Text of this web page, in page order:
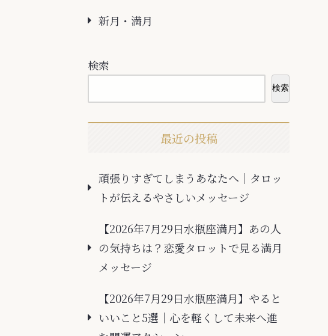
新月・満月
検索
検索
最近の投稿
頑張りすぎてしまうあなたへ｜タロッ
トが伝えるやさしいメッセージ
【2026年7月29日水瓶座満月】あの人
の気持ちは？恋愛タロットで見る満月
メッセージ
【2026年7月29日水瓶座満月】やると
いいこと5選｜心を軽くして未来へ進